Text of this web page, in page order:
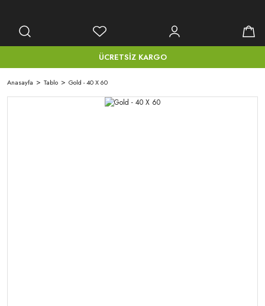
ÜCRETSİZ KARGO
Anasayfa Tablo Gold - 40 X 60